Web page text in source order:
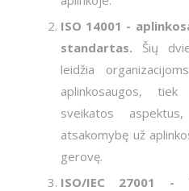
ISO 14001 -
standartas. Šių
leidžia
aplinkosaugos,
sveikatos
atsakomybę už
gerovę.
ISO/IEC 27001 -